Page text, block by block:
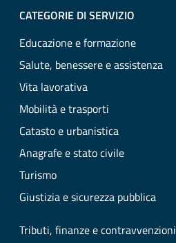
CATEGORIE DI SERVIZIO
Educazione e formazione
Salute, benessere e assistenza
Vita lavorativa
Mobilità e trasporti
Catasto e urbanistica
Anagrafe e stato civile
Turismo
Giustizia e sicurezza pubblica
Tributi, finanze e contravvenzioni